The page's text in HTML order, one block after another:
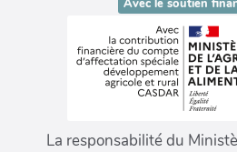
Avec le soutien
La responsabilité du